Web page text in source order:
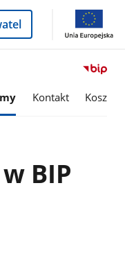
Kontakt Kosz
BIP